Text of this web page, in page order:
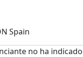
Spain
no ha